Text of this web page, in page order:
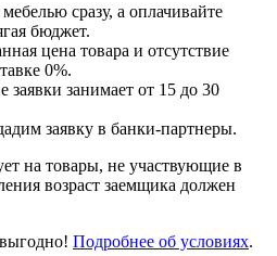
сразу, а оплачивайте
бюджет.
цена товара и отсутствие
0%.
заявки занимает от 15 до 30
заявку в банки-партнеры.
на товары, не участвующие в
возраст заемщика должен
Подробнее об условиях.